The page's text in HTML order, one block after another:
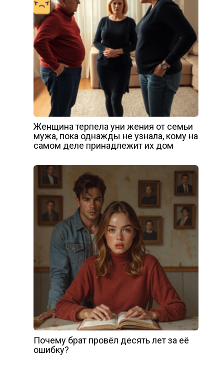
Женщина терпела уни жения от семьи
мужа, пока однажды не узнала, кому на
самом деле принадлежит их дом
Почему брат провёл десять лет за её
ошибку?